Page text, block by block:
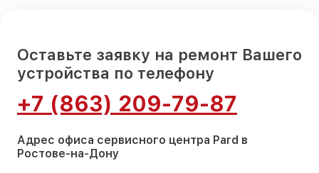
Оставьте заявку на ремонт Вашего
устройства по телефону
+7 (863) 209-79-87
Адрес офиса сервисного центра Pard в
Ростове-на-Дону